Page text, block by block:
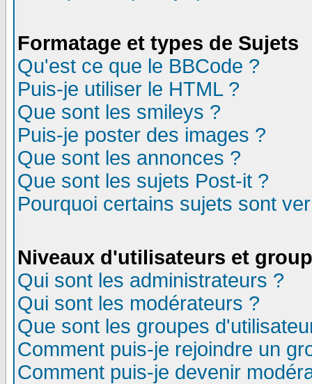
Formatage et types de Sujets
Qu'est ce que le BBCode ?
Puis-je utiliser le HTML ?
Que sont les smileys ?
Puis-je poster des images ?
Que sont les annonces ?
Que sont les sujets Post-it ?
Pourquoi certains sujets sont
Niveaux d'utilisateurs et
Qui sont les administrateurs ?
Qui sont les modérateurs ?
Que sont les groupes
Comment puis-je rejoindre un
Comment puis-je devenir